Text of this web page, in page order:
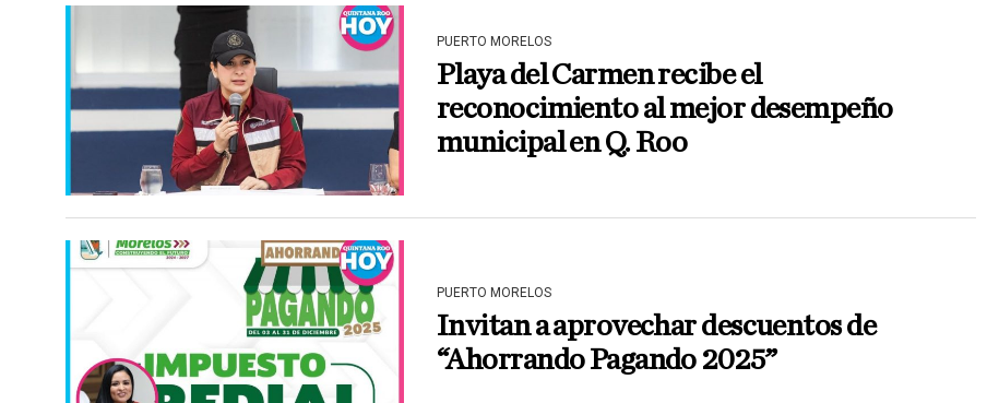
PUERTO MORELOS
Playa del Carmen recibe el
reconocimiento al mejor desempeño
municipal en Q. Roo
PUERTO MORELOS
Invitan a aprovechar descuentos de
“Ahorrando Pagando 2025”